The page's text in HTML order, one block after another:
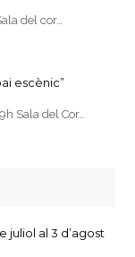
del cor…
escènic”
Sala del Cor…
juliol al 3 d’agost